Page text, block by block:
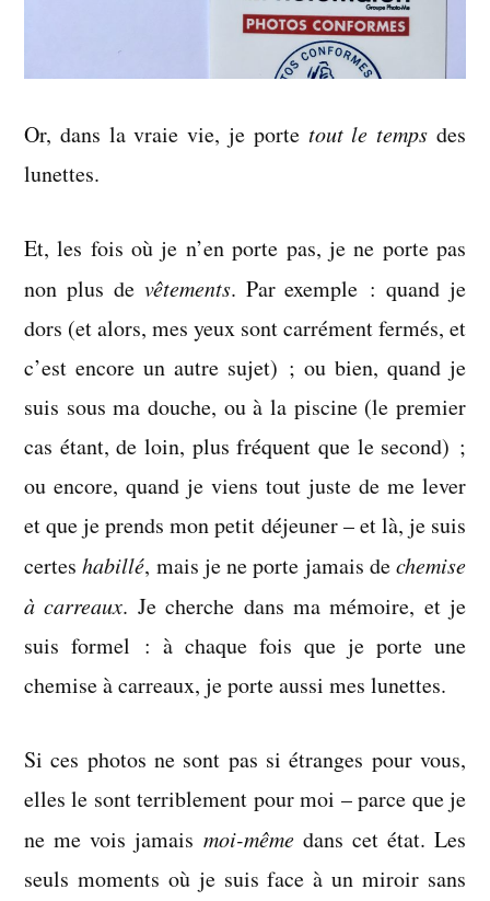
Or, dans la vraie vie, je porte tout le temps des
lunettes.
Et, les fois où je n’en porte pas, je ne porte pas
non plus de vêtements. Par exemple : quand je
dors (et alors, mes yeux sont carrément fermés, et
c’est encore un autre sujet) ; ou bien, quand je
suis sous ma douche, ou à la piscine (le premier
cas étant, de loin, plus fréquent que le second) ;
ou encore, quand je viens tout juste de me lever
et que je prends mon petit déjeuner – et là, je suis
certeshabillé, mais je ne porte jamais dechemise
à carreaux. Je cherche dans ma mémoire, et je
suis formel : à chaque fois que je porte une
chemise à carreaux, je porte aussi mes lunettes.
Si ces photos ne sont pas si étranges pour vous,
elles le sont terriblement pour moi – parce que je
ne me vois jamais moi-mêmedans cet état. Les
seuls moments où je suis face à un miroir sans